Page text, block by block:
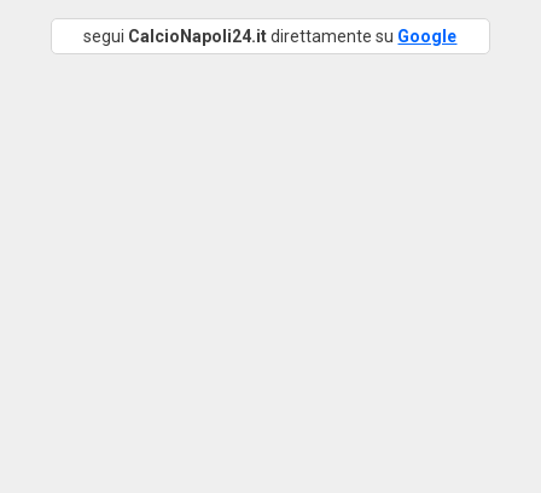
segui CalcioNapoli24.itdirettamente su Google